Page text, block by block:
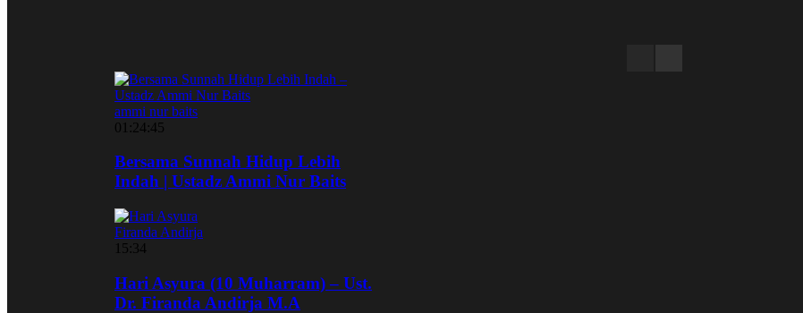
ammi nur baits
01:24:45
Bersama Sunnah Hidup Lebih
Indah | Ustadz Ammi Nur Baits
Firanda Andirja
15:34
Hari Asyura (10 Muharram) – Ust.
Dr. Firanda Andirja M.A